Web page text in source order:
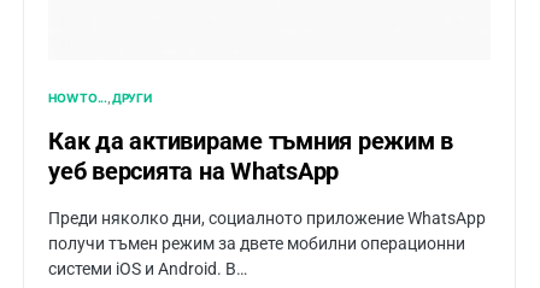
HOW TO... ДРУГИ
Как да активираме тъмния режим в
уеб версията на WhatsApp
Преди няколко дни, социалното приложение WhatsApp
получи тъмен режим за двете мобилни операционни
системи iOS и Android. В…